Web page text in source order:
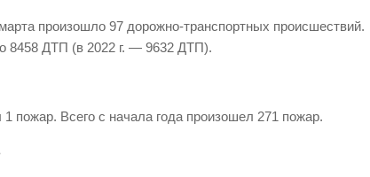
произошло 97 дорожно-транспортных происшествий.
8458 ДТП (в 2022 г. — 9632 ДТП).
пожар. Всего с начала года произошел 271 пожар.